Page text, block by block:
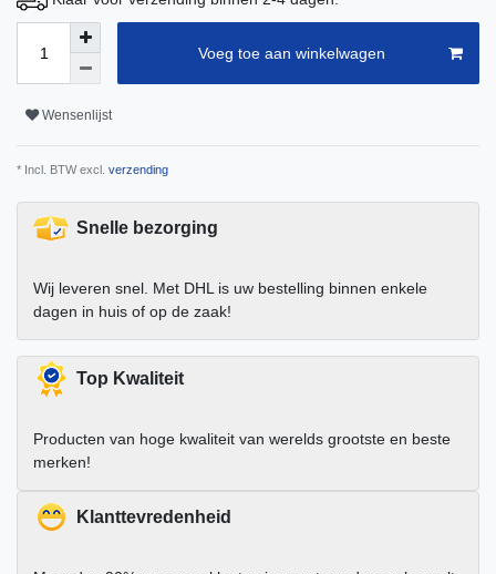
Voeg toe aan winkelwagen
Wensenlijst
* Incl. BTW excl. verzending
Snelle bezorging
Wij leveren snel. Met DHL is uw bestelling binnen enkele
dagen in huis of op de zaak!
Top Kwaliteit
Producten van hoge kwaliteit van werelds grootste en beste
merken!
Klanttevredenheid